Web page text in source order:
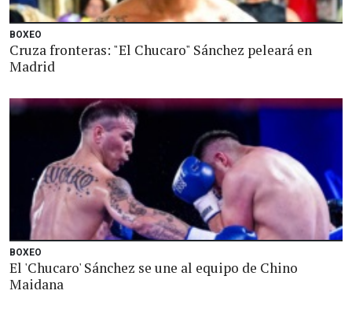
BOXEO
Cruza fronteras: "El Chucaro" Sánchez peleará en
Madrid
BOXEO
El 'Chucaro' Sánchez se une al equipo de Chino
Maidana